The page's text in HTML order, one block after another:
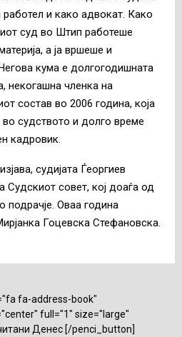
и како адвокат. Како
суд во Штип работеше
а ја вршеше и
кума е долгогодишната
некогашна членка на
состав во 2006 година, која
во судството и долго време
кадровик.
судијата Ѓеоргиев
Судскиот совет, кој доаѓа од
подрачје. Оваа година
Гоцевска Стефановска.
fa-address-book"
full="1" size="large"
Денес [/penci_button]